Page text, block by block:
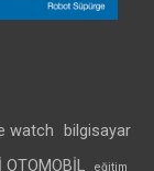
watch bilgisayar
OTOMOBİL eğitim